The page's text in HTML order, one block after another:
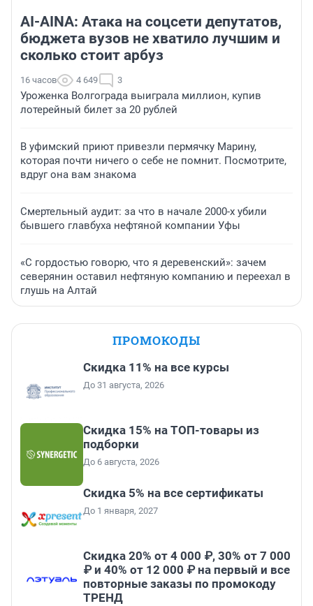
AI-AINA: Атака на соцсети депутатов,
бюджета вузов не хватило лучшим и
сколько стоит арбуз
16 часов 4 649 3
Уроженка Волгограда выиграла миллион, купив
лотерейный билет за 20 рублей
В уфимский приют привезли пермячку Марину,
которая почти ничего о себе не помнит. Посмотрите,
вдруг она вам знакома
Смертельный аудит: за что в начале 2000-х убили
бывшего главбуха нефтяной компании Уфы
«С гордостью говорю, что я деревенский»: зачем
северянин оставил нефтяную компанию и переехал в
глушь на Алтай
ПРОМОКОДЫ
Скидка 11% на все курсы
До 31 августа, 2026
Скидка 15% на ТОП-товары из
подборки
До 6 августа, 2026
Скидка 5% на все сертификаты
До 1 января, 2027
Скидка 20% от 4 000 ₽, 30% от 7 000
₽ и 40% от 12 000 ₽ на первый и все
повторные заказы по промокоду
ТРЕНД